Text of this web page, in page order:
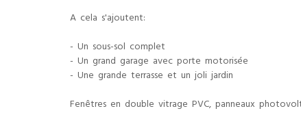
A cela s'ajoutent:
- Un sous-sol complet
- Un grand garage avec porte motorisée
- Une grande terrasse et un joli jardin
Fenêtres en double vitrage PVC, panneaux